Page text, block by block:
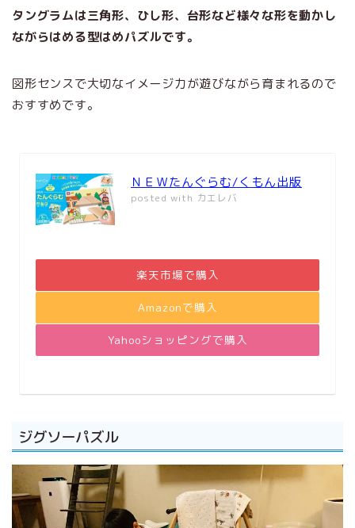
タングラムは三角形、ひし形、台形など様々な形を動かし
ながらはめる型はめパズルです。
図形センスで大切なイメージ力が遊びながら育まれるので
おすすめです。
ＮＥＷたんぐらむ/くもん出版
posted with カエレバ
楽天市場で購入
Amazonで購入
Yahooショッピングで購入
ジグソーパズル